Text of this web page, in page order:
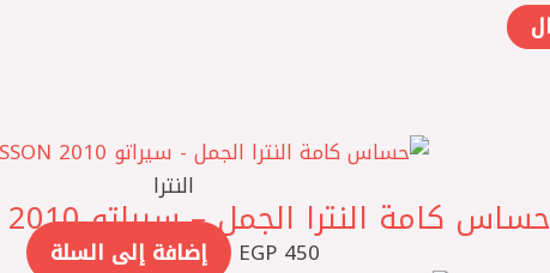
النترا
حساس كامة النترا الجمل – سيراتو 2010 NISSON صيني
EGP 450
إضافة إلى السلة